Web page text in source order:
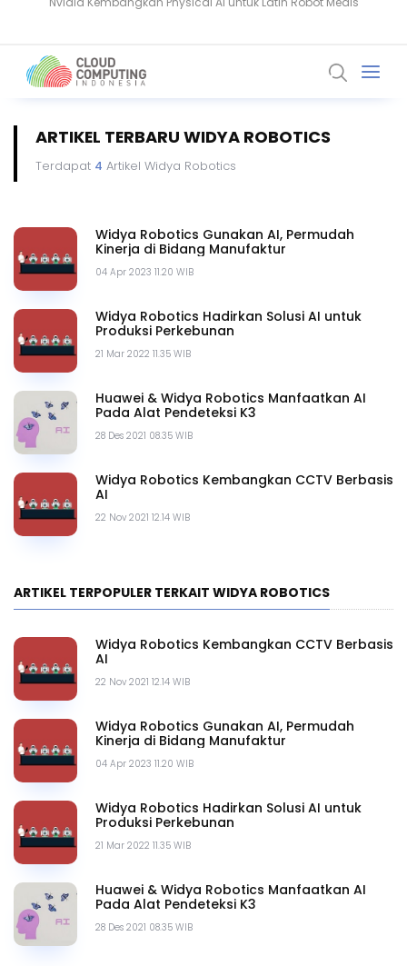
ARTIKEL TERBARU WIDYA ROBOTICS
Terdapat 4 Artikel Widya Robotics
04 Apr 2023 11.20 WIB
Widya Robotics Gunakan AI, Permudah
Kinerja di Bidang Manufaktur
21 Mar 2022 11.35 WIB
Widya Robotics Hadirkan Solusi AI untuk
Produksi Perkebunan
28 Des 2021 08.35 WIB
Huawei & Widya Robotics Manfaatkan AI
Pada Alat Pendeteksi K3
22 Nov 2021 12.14 WIB
Widya Robotics Kembangkan CCTV Berbasis
AI
ARTIKEL TERPOPULER TERKAIT WIDYA ROBOTICS
22 Nov 2021 12.14 WIB
Widya Robotics Kembangkan CCTV Berbasis
AI
04 Apr 2023 11.20 WIB
Widya Robotics Gunakan AI, Permudah
Kinerja di Bidang Manufaktur
21 Mar 2022 11.35 WIB
Widya Robotics Hadirkan Solusi AI untuk
Produksi Perkebunan
28 Des 2021 08.35 WIB
Huawei & Widya Robotics Manfaatkan AI
Pada Alat Pendeteksi K3